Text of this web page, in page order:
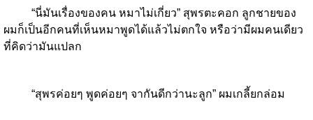
“นี่มันเรื่องของคน หมาไม่เกี่ยว” สุพรตะคอก ลูกชายของ
ผมก็เป็นอีกคนที่เห็นหมาพูดได้แล้วไม่ตกใจ หรือว่ามีผมคนเดียว
ที่คิดว่ามันแปลก
“สุพรค่อยๆ พูดค่อยๆ จากันดีกว่านะลูก” ผมเกลี้ยกล่อม